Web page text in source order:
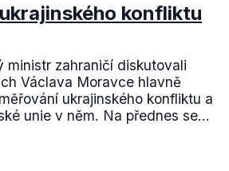
konfliktu
ministr zahraničí diskutovali
Václava Moravce hlavně
ukrajinského konfliktu a
unie v něm. Na přednes se...